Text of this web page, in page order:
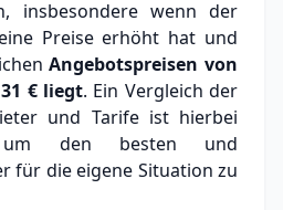
insbesondere wenn der
Preise erhöht hat und
Angebotspreisen von
€liegt. Ein Vergleich der
und Tarife ist hierbei
um den besten und
für die eigene Situation zu